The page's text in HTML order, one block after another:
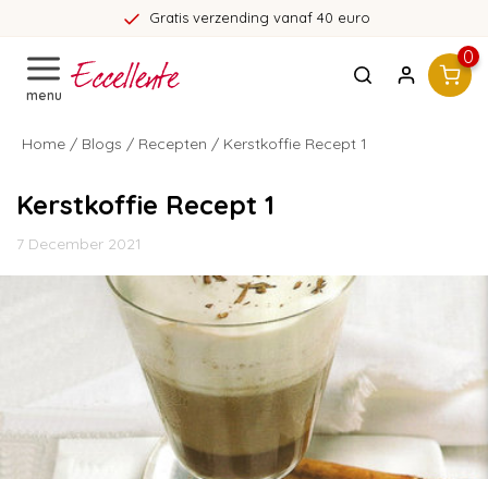
Gratis verzending vanaf 40 euro
menu
0
Home / Blogs / Recepten / Kerstkoffie Recept 1
Kerstkoffie Recept 1
7 December 2021